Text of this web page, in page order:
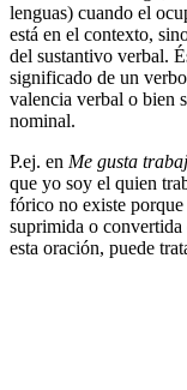
lenguas) cuando el
está en el contexto,
del sustantivo verbal.
significado de un
valencia verbal o bien
nominal.
P.ej. en Me gusta
que yo soy el quien
fórico no existe
suprimida o convertida
esta oración, puede